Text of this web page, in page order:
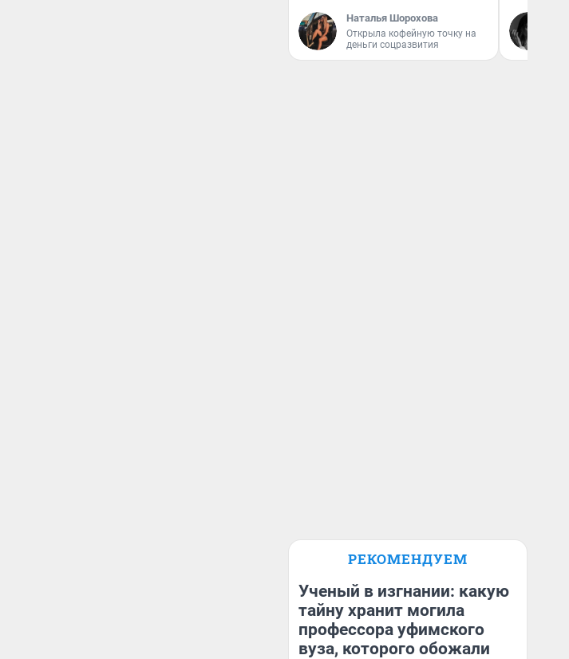
Наталья Шорохова
Открыла кофейную точку на
деньги соцразвития
РЕКОМЕНДУЕМ
Ученый в изгнании: какую
тайну хранит могила
профессора уфимского
вуза, которого обожали